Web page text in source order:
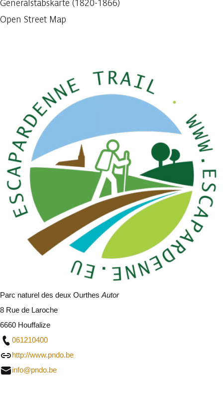
Generalstabskarte (1820-1866)
Open Street Map
Parc naturel des deux Ourthes Autor
8 Rue de Laroche
6660 Houffalize
061210400
http://www.pndo.be
info@pndo.be